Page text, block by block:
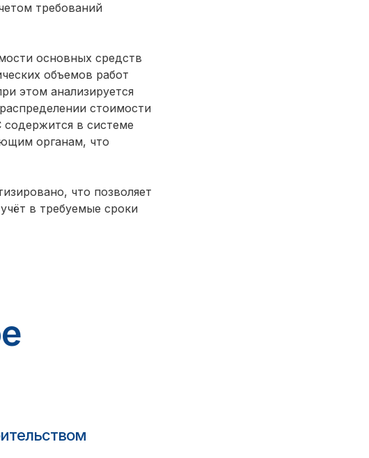
требований
основных средств
объемов работ
этом анализируется
стоимости
в системе
органам, что
что позволяет
в требуемые сроки